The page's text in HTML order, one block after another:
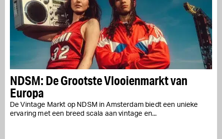
NDSM: De Grootste Vlooienmarkt van
Europa
De Vintage Markt op NDSM in Amsterdam biedt een unieke
ervaring met een breed scala aan vintage en...